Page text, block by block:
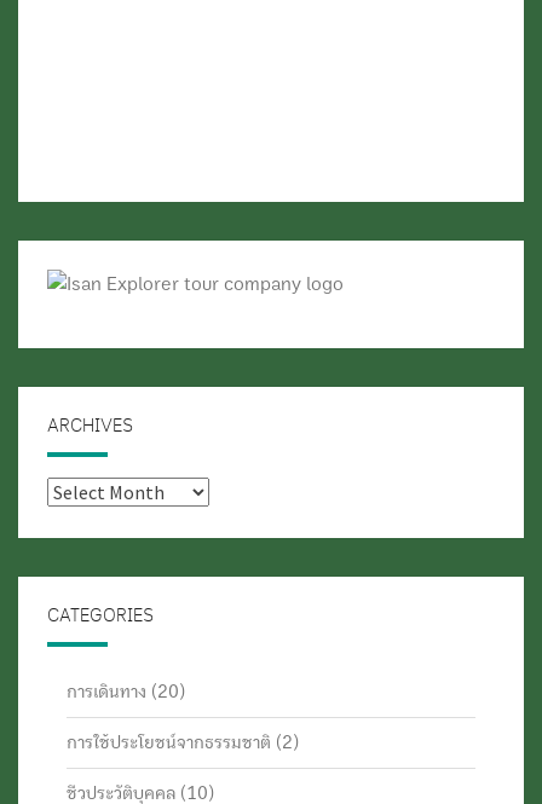
ARCHIVES
Archives
CATEGORIES
การเดินทาง (20)
การใช้ประโยชน์จากธรรมชาติ (2)
ชีวประวัติบุคคล (10)